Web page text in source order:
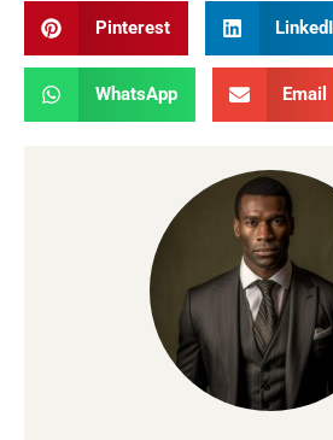
Pinterest
WhatsApp Email